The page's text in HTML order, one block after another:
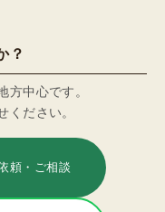
？
方中心です。
ださい。
頼・ご相談